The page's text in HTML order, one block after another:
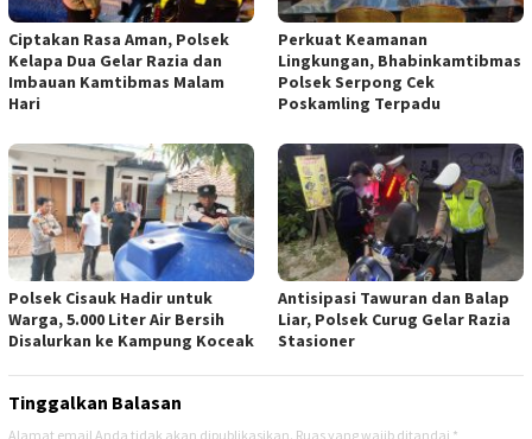
Ciptakan Rasa Aman, Polsek
Kelapa Dua Gelar Razia dan
Imbauan Kamtibmas Malam
Hari
Perkuat Keamanan
Lingkungan, Bhabinkamtibmas
Polsek Serpong Cek
Poskamling Terpadu
Polsek Cisauk Hadir untuk
Warga, 5.000 Liter Air Bersih
Disalurkan ke Kampung Koceak
Antisipasi Tawuran dan Balap
Liar, Polsek Curug Gelar Razia
Stasioner
Tinggalkan Balasan
Alamat email Anda tidak akan dipublikasikan. Ruas yang wajib ditandai *